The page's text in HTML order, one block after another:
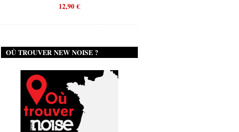
12,90€
OÙ TROUVER NEW NOISE ?